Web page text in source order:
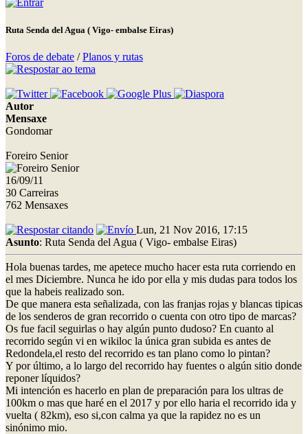
Ruta Senda del Agua ( Vigo- embalse Eiras)
Foros de debate /Planos y rutas
Autor
Mensaxe
Gondomar
Foreiro Senior
16/09/11
30 Carreiras
762 Mensaxes
Lun, 21 Nov 2016, 17:15
Asunto: Ruta Senda del Agua ( Vigo- embalse Eiras)
Hola buenas tardes, me apetece mucho hacer esta ruta corriendo en
el mes Diciembre. Nunca he ido por ella y mis dudas para todos los
que la habeis realizado son.
De que manera esta señalizada, con las franjas rojas y blancas tipicas
de los senderos de gran recorrido o cuenta con otro tipo de marcas?
Os fue facil seguirlas o hay algún punto dudoso? En cuanto al
recorrido según vi en wikiloc la única gran subida es antes de
Redondela,el resto del recorrido es tan plano como lo pintan?
Y por último, a lo largo del recorrido hay fuentes o algún sitio donde
reponer líquidos?
Mi intención es hacerlo en plan de preparación para los ultras de
100km o mas que haré en el 2017 y por ello haria el recorrido ida y
vuelta ( 82km), eso si,con calma ya que la rapidez no es un
sinónimo mio.